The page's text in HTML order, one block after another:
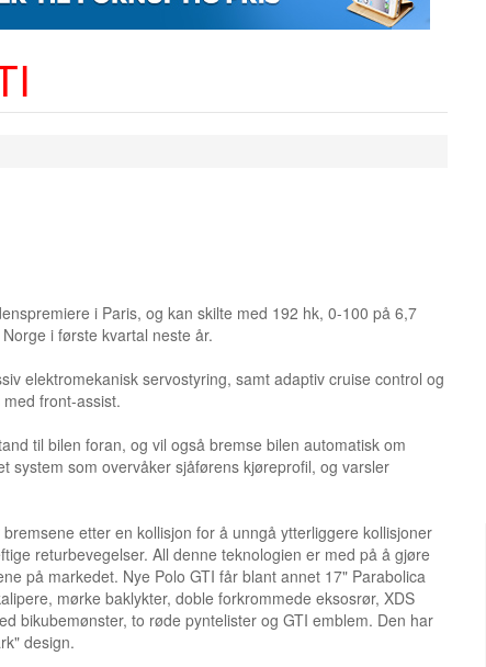
i Paris, og kan skilte med 192 hk, 0-100 på 6,7
i første kvartal neste år.
elektromekanisk servostyring, samt adaptiv cruise control og
front-assist.
til bilen foran, og vil også bremse bilen automatisk om
system som overvåker sjåførens kjøreprofil, og varsler
etter en kollisjon for å unngå ytterliggere kollisjoner
returbevegelser. All denne teknologien er med på å gjøre
på markedet. Nye Polo GTI får blant annet 17" Parabolica
mørke baklykter, doble forkrommede eksosrør, XDS
bikubemønster, to røde pyntelister og GTI emblem. Den har
design.